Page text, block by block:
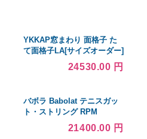
YKKAP窓まわり 面格子 た
て面格子LA[サイズオーダー]
格子ピッチ50mm：[幅
900mm×高1200mm]
24530.00 円
バボラ Babolat テニスガッ
ト・ストリング RPM
ROUGH RPMラフ 200mロ
ール ロールガット 243140
21400.00 円